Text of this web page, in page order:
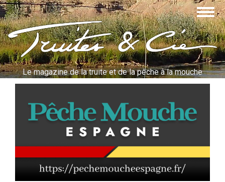
Aller
au
contenu
principalTruites & Cie
Le magazine de la truite et de la pêche à la mouche